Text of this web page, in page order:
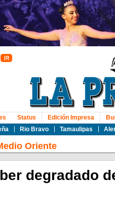
Rio Bravo Tamaulipas
Status Edición Impresa
Oriente
degradado